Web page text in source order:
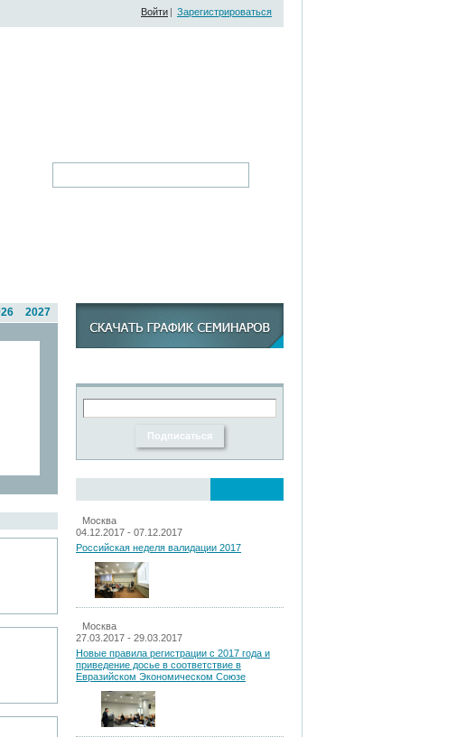
Войти | Зарегистрироваться
2027
Москва
04.12.2017 - 07.12.2017
Российская неделя валидации 2017
Москва
27.03.2017 - 29.03.2017
Новые правила регистрации c 2017 года и
приведение досье в соответствие в
Евразийском Экономическом Союзе